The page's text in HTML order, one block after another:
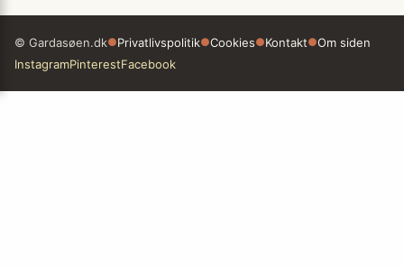
© Gardasøen.dk●Privatlivspolitik●Cookies●Kontakt●Om siden
InstagramPinterestFacebook